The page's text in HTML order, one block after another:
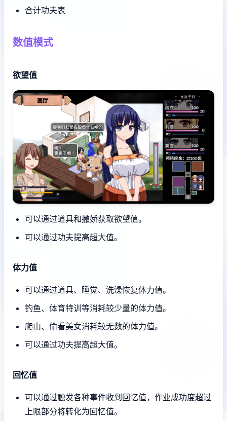
合计功夫表
数值模式
欲望值
可以通过道具和撒娇获取欲望值。
可以通过功夫提高超大值。
体力值
可以通过道具、睡觉、洗澡恢复体力值。
钓鱼、体育特训等消耗较少量的体力值。
爬山、偷看美女消耗较无数的体力值。
可以通过功夫提高超大值。
回忆值
可以通过触发各种事件收到回忆值，作业成功度超过
上限部分将转化为回忆值。